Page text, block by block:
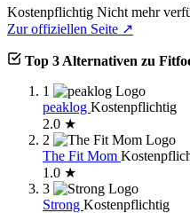
Kostenpflichtig Nicht mehr
Zur offiziellen Seite ↗
Top 3 Alternativen zu
1
peaklog Kostenpflichtig
2.0 ★
2
The Fit Mom
1.0 ★
3
Strong Kostenpflichtig